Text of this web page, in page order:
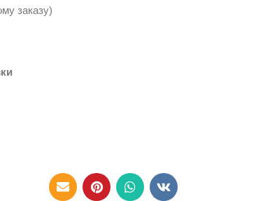
заказу)